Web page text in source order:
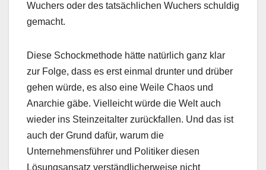
Wuchers oder des tatsächlichen Wuchers schuldig
gemacht.
Diese Schockmethode hätte natürlich ganz klar
zur Folge, dass es erst einmal drunter und drüber
gehen würde, es also eine Weile Chaos und
Anarchie gäbe. Vielleicht würde die Welt auch
wieder ins Steinzeitalter zurückfallen. Und das ist
auch der Grund dafür, warum die
Unternehmensführer und Politiker diesen
Lösungsansatz verständlicherweise nicht